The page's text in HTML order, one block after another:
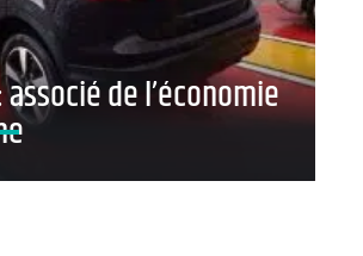
de l’économie